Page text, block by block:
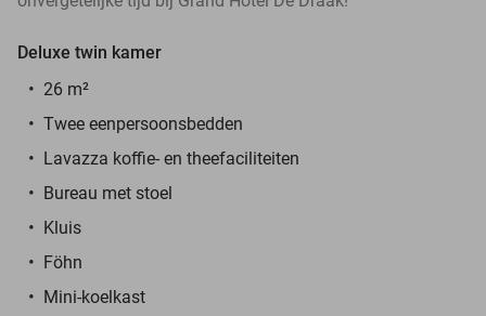
Deluxe twin kamer
26 m²
Twee eenpersoonsbedden
Lavazza koffie- en theefaciliteiten
Bureau met stoel
Kluis
Föhn
Mini-koelkast